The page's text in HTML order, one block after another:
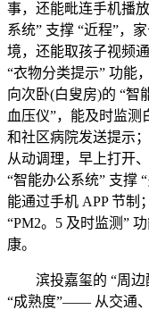
事，还能毗连手机播
系统” 支撑 “近程”，
境，还能取孩子视频
“衣物分类提示” 功能
向次卧(白叟房)的 “智
血压仪”，能及时监测
和社区病院发送提示
从动调理，早上打开
“智能办公系统” 支撑
能通过手机 APP 节制
“PM2。5 及时监测”
康。
滨投嘉玺的 “周边
“成熟度”—— 从交通